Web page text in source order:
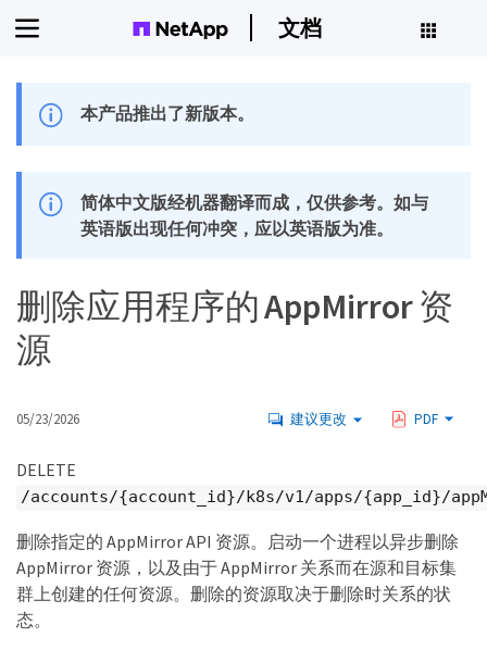
文档
本产品推出了新版本。
简体中文版经机器翻译而成，仅供参考。如与
英语版出现任何冲突，应以英语版为准。
删除应用程序的 AppMirror 资
源
05/23/2026 建议更改 PDF
DELETE
/accounts/{account_id}/k8s/v1/apps/{app_id}/
删除指定的 AppMirror API 资源。启动一个进程以异步删除
AppMirror 资源，以及由于 AppMirror 关系而在源和目标集
群上创建的任何资源。删除的资源取决于删除时关系的状
态。